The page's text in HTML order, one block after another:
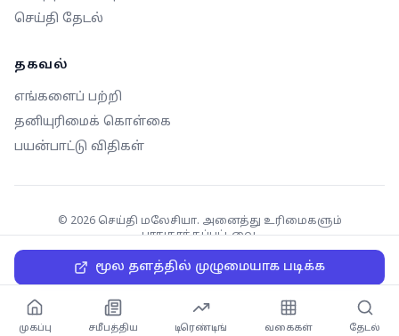
மூல தளத்தில் முழுமையாக படிக்க
செய்தி தேடல்
தகவல்
எங்களைப் பற்றி
தனியுரிமைக் கொள்கை
பயன்பாட்டு விதிகள்
© 2026செய்தி மலேசியா. அனைத்து உரிமைகளும்
பாதுகாக்கப்பட்டவை.
முகப்பு சமீபத்திய டிரெண்டிங் வகைகள் தேடல்